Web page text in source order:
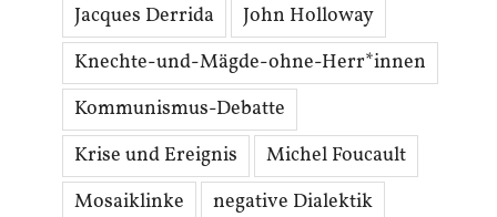
Jacques Derrida
John Holloway
Knechte-und-Mägde-ohne-Herr*innen
Kommunismus-Debatte
Krise und Ereignis
Michel Foucault
Mosaiklinke
negative Dialektik